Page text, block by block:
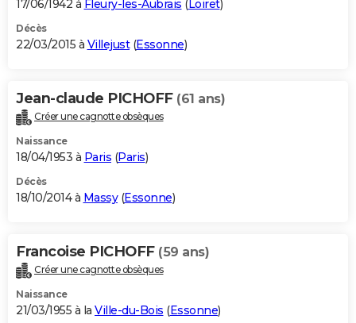
17/06/1942 à Fleury-les-Aubrais ( Loiret)
Décès
22/03/2015 à Villejust(Essonne)
Jean-claude PICHOFF (61 ans)
Créer une cagnotte obsèques
Naissance
18/04/1953 à Paris (Paris)
Décès
18/10/2014 à Massy(Essonne)
Francoise PICHOFF (59 ans)
Créer une cagnotte obsèques
Naissance
21/03/1955 à la Ville-du-Bois (Essonne)